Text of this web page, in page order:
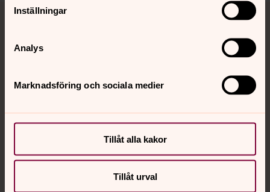
Inställningar
Analys
Marknadsföring och sociala medier
Tillåt alla kakor
Tillåt urval
Tillbaka till toppen
Tillbaka till innehållet
Kalender
Hitta snabbt